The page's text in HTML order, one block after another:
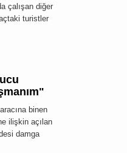
çalışan diğer
turistler
binen
ilişkin açılan
damga